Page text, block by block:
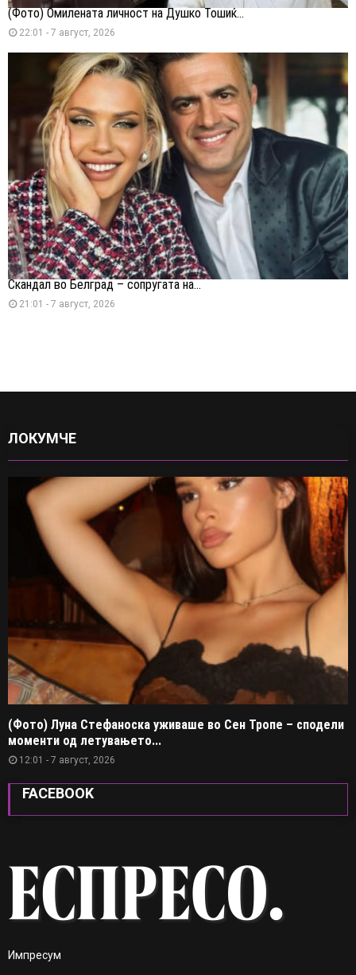
(Фото) Омилената личност на Душко Тошиќ...
22:01 - 7 август, 2026
Скандал во Белград – сопругата на...
21:01 - 7 август, 2026
ЛОКУМЧЕ
(Фото) Луна Стефаноска уживаше во Сен Тропе – сподели
моменти од летувањето...
12:01 - 7 август, 2026
FACEBOOK
Импресум